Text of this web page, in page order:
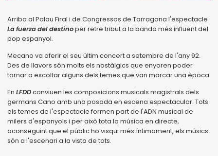
Arriba al Palau Firal i de Congressos de Tarragona l'espectacle
La fuerza del destinoper retre tribut a la banda més influent del
pop espanyol.
Mecano va oferir el seu últim concert a setembre de l'any 92.
Des de llavors són molts els nostàlgics que enyoren poder
tornar a escoltar alguns dels temes que van marcar una època.
En LFDDconviuen les composicions musicals magistrals dels
germans Cano amb una posada en escena espectacular. Tots
els temes de l'espectacle formen part de l'ADN musical de
milers d'espanyols i per això tota la música en directe,
aconseguint que el públic ho visqui més íntimament, els músics
són a l'escenari a la vista de tots.